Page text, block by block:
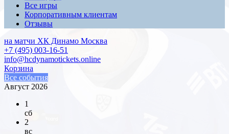
Все игры
Корпоративным клиентам
Отзывы
на матчи ХК Динамо Москва
+7 (495) 003-16-51
info@hcdynamotickets.online
Корзина
Все события
Август 2026
1
сб
2
вс